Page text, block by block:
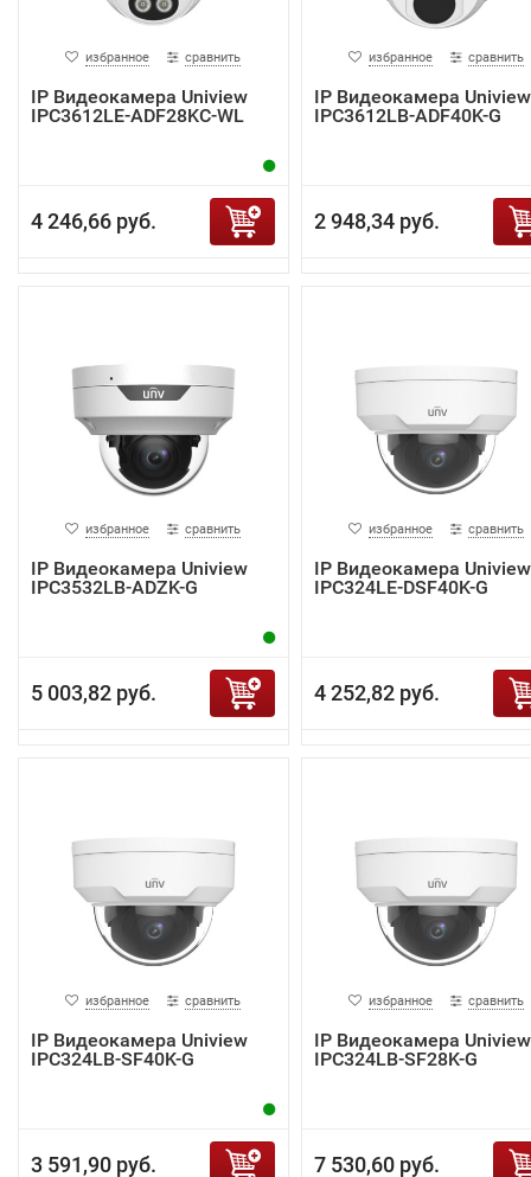
избранное сравнить
IP Видеокамера Uniview
IPC3612LE-ADF28KC-WL
4 246,66 руб.
избранное сравнить
IP Видеокамера Uniview
IPC3612LB-ADF40K-G
2 948,34 руб.
избранное сравнить
IP Видеокамера Uniview
IPC3532LB-ADZK-G
5 003,82 руб.
избранное сравнить
IP Видеокамера Uniview
IPC324LE-DSF40K-G
4 252,82 руб.
избранное сравнить
IP Видеокамера Uniview
IPC324LB-SF40K-G
3 591,90 руб.
избранное сравнить
IP Видеокамера Uniview
IPC324LB-SF28K-G
7 530,60 руб.